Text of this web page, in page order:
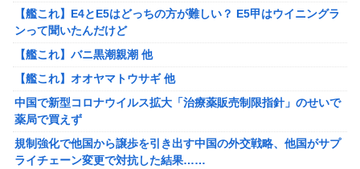
『ほの暮しの庭』Switch2版 21,965本、Switch版 12,458本
【艦これ】E4とE5はどっちの方が難しい？ E5甲はウイニングラ
ンって聞いたんだけど
【艦これ】バニ黒潮親潮 他
【艦これ】オオヤマトウサギ 他
【悲報】アメリカで今も続いてる近親相姦の一族がやばすぎる
【悲報】高市政権「永住許可厳格化するわ」外国人さん「もう日
本ええわ…」
【画像あり】えっ、ワイ氏の「貯金」・・・多すぎ・・・？
【艦これ】E4とE5はどっちの方が難しい？ E5甲はウイニングラ
ンって聞いたんだけど
【艦これ】バニ黒潮親潮 他
【艦これ】オオヤマトウサギ 他
中国で新型コロナウイルス拡大「治療薬販売制限指針」のせいで
薬局で買えず
規制強化で他国から譲歩を引き出す中国の外交戦略、他国がサプ
ライチェーン変更で対抗した結果……